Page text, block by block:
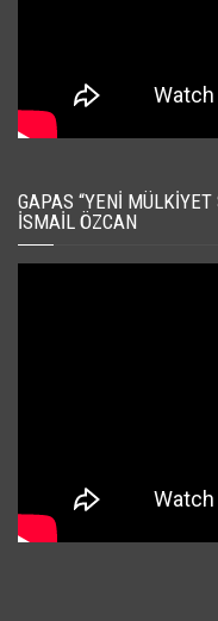
GAPAS “YENI
İSMAIL ÖZCAN